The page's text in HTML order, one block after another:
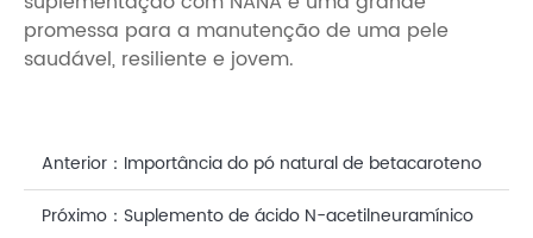
promessa para a manutenção de uma pele
saudável, resiliente e jovem.
Anterior： Importância do pó natural de betacaroteno
em suplementos de beleza
Próximo： Suplemento de ácido N-acetilneuramínico